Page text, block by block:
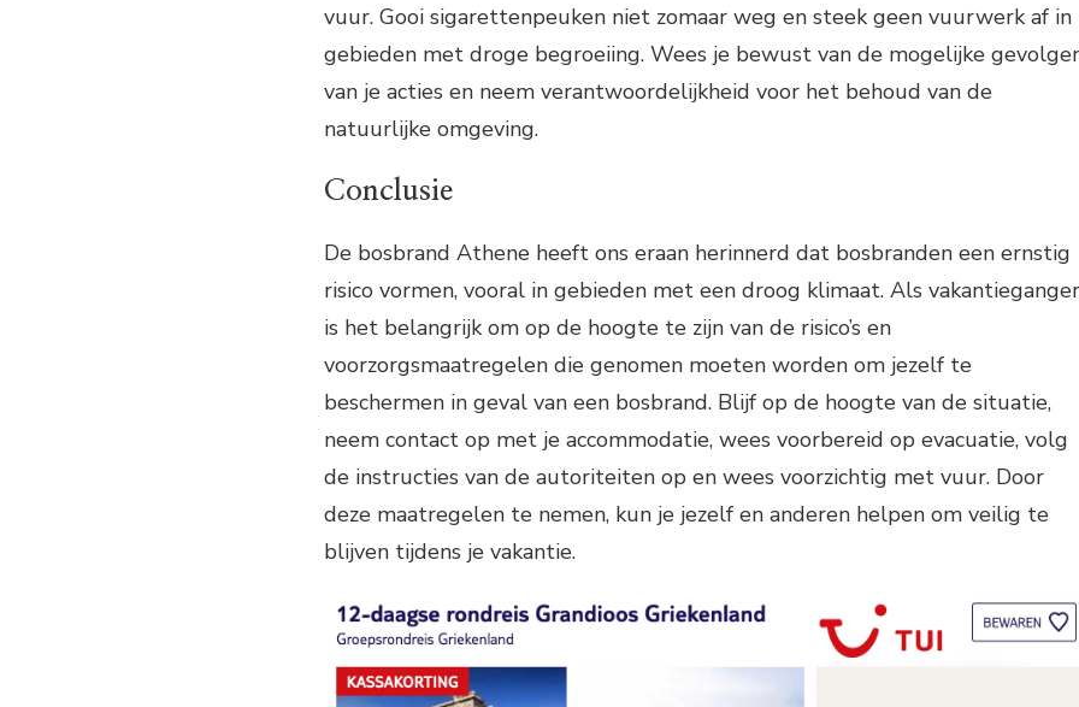
vuur. Gooi sigarettenpeuken niet zomaar weg en steek geen vuurwerk af in
gebieden met droge begroeiing. Wees je bewust van de mogelijke
van je acties en neem verantwoordelijkheid voor het behoud van de
natuurlijke omgeving.
Conclusie
De bosbrand Athene heeft ons eraan herinnerd dat bosbranden een ernstig
risico vormen, vooral in gebieden met een droog klimaat. Als vakantieganger
is het belangrijk om op de hoogte te zijn van de risico’s en
voorzorgsmaatregelen die genomen moeten worden om jezelf te
beschermen in geval van een bosbrand. Blijf op de hoogte van de situatie,
neem contact op met je accommodatie, wees voorbereid op evacuatie, volg
de instructies van de autoriteiten op en wees voorzichtig met vuur. Door
deze maatregelen te nemen, kun je jezelf en anderen helpen om veilig te
blijven tijdens je vakantie.